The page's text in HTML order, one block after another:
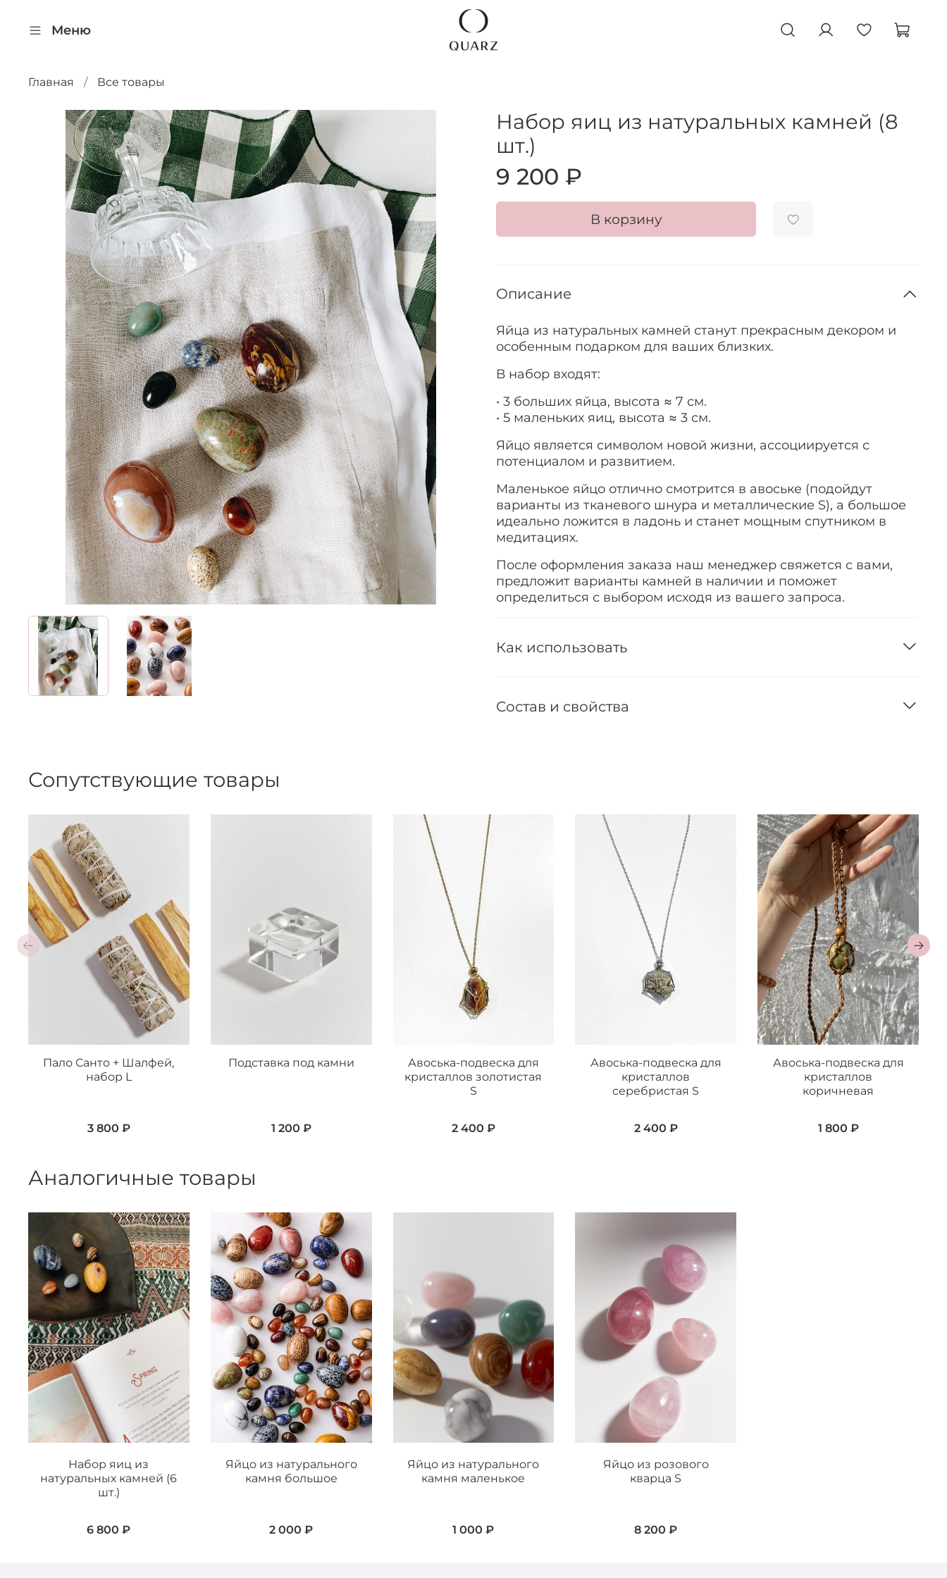
Меню
Главная Все товары
Набор яиц из натуральных камней (8
шт.)
9 200 ₽
В корзину
Описание
Яйца из натуральных камней станут прекрасным декором и
особенным подарком для ваших близких.
В набор входят:
• 3 больших яйца, высота ≈ 7 см.
• 5 маленьких яиц, высота ≈ 3 см.
Яйцо является символом новой жизни, ассоциируется с
потенциалом и развитием.
Маленькое яйцо отлично смотрится в авоське (подойдут
варианты из тканевого шнура и металлические S), а большое
идеально ложится в ладонь и станет мощным спутником в
медитациях.
После оформления заказа наш менеджер свяжется с вами,
предложит варианты камней в наличии и поможет
определиться с выбором исходя из вашего запроса.
Как использовать
Состав и свойства
Сопутствующие товары
Пало Санто + Шалфей,
набор L
3 800 ₽
Подставка под камни
1 200 ₽
Авоська-подвеска для
кристаллов золотистая
S
2 400 ₽
Авоська-подвеска для
кристаллов
серебристая S
2 400 ₽
Авоська-подвеска для
кристаллов
коричневая
1 800 ₽
Аналогичные товары
Набор яиц из
натуральных камней (6
шт.)
6 800 ₽
Яйцо из натурального
камня большое
2 000 ₽
Яйцо из натурального
камня маленькое
1 000 ₽
Яйцо из розового
кварца S
8 200 ₽